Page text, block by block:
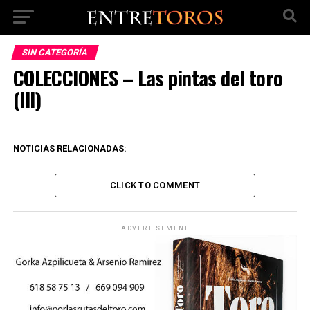
SIN CATEGORÍA
COLECCIONES – Las pintas del toro
(lll)
NOTICIAS RELACIONADAS:
CLICK TO COMMENT
ADVERTISEMENT